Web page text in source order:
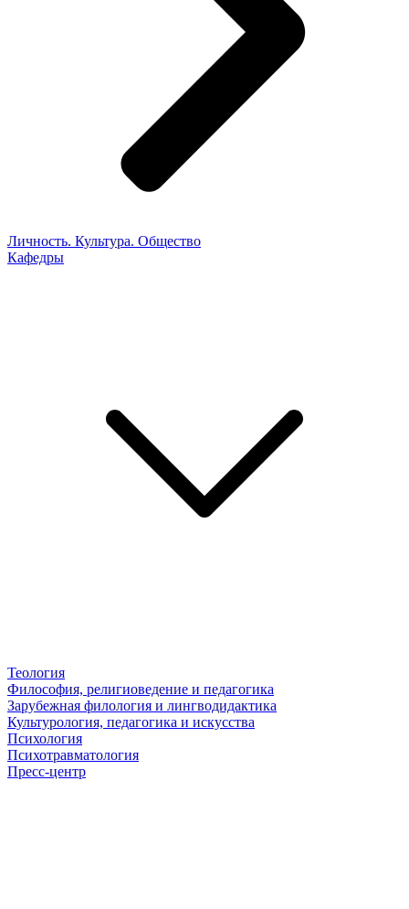
Личность. Культура. Общество
Кафедры
Теология
Философия, религиоведение и педагогика
Зарубежная филология и лингводидактика
Культурология, педагогика и искусства
Психология
Психотравматология
Пресс-центр